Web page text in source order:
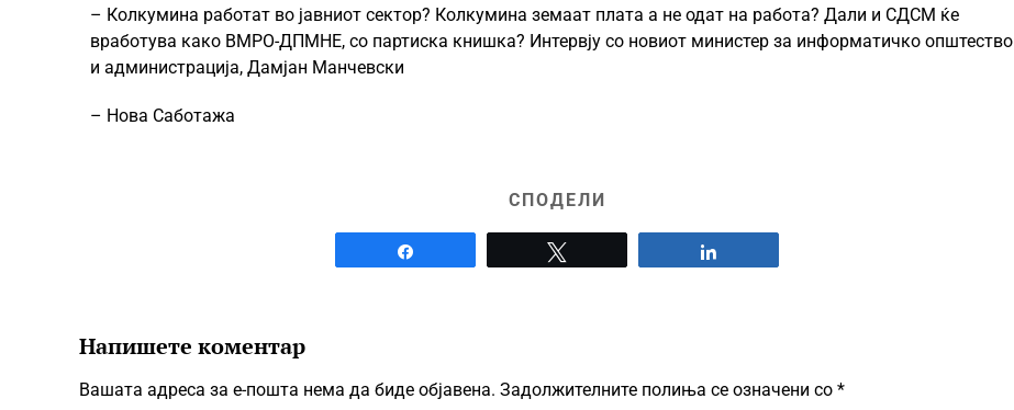
– Колкумина работат во јавниот сектор? Колкумина земаат плата а не одат на работа? Дали и СДСМ ќе
вработува како ВМРО-ДПМНЕ, со партиска книшка? Интервју со новиот министер за информатичко општество
и администрација, Дамјан Манчевски
– Нова Саботажа
СПОДЕЛИ
Напишете коментар
Вашата адреса за е-пошта нема да биде објавена. Задолжителните полиња се означени со *